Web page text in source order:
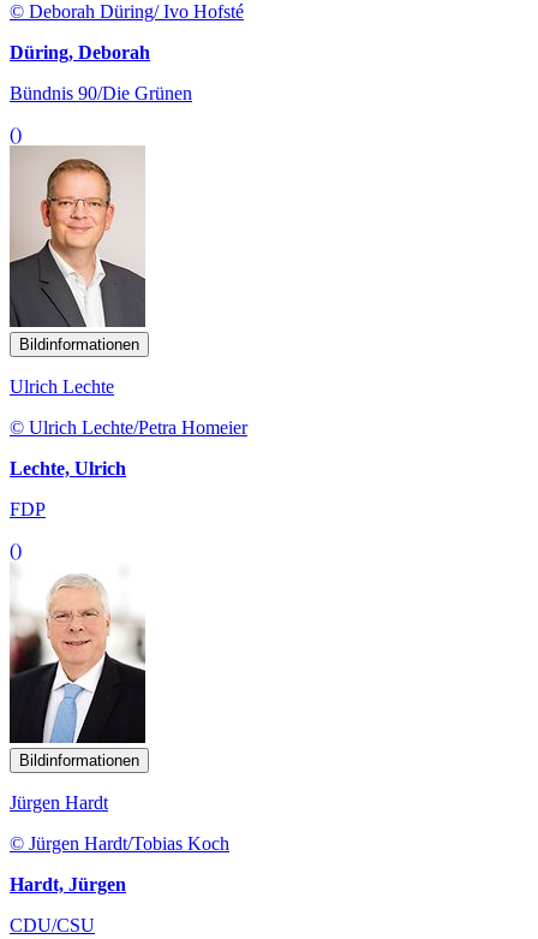
© Deborah Düring/ Ivo Hofsté
Düring, Deborah
Bündnis 90/Die Grünen
()
Bildinformationen
Ulrich Lechte
© Ulrich Lechte/Petra Homeier
Lechte, Ulrich
FDP
()
Bildinformationen
Jürgen Hardt
© Jürgen Hardt/Tobias Koch
Hardt, Jürgen
CDU/CSU